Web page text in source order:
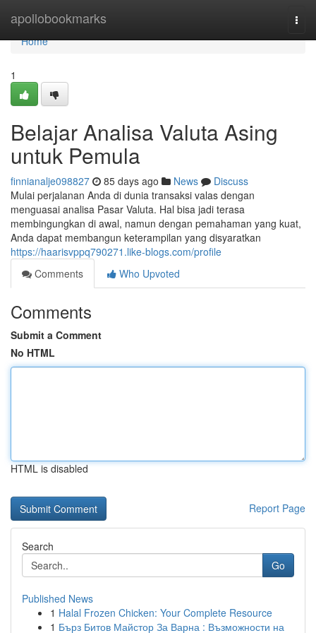
apollobookmarks
Home
Home
1
Belajar Analisa Valuta Asing
untuk Pemula
finnianalje098827 85 days ago News
Discuss
Mulai perjalanan Anda di dunia transaksi valas dengan
menguasai analisa Pasar Valuta. Hal bisa jadi terasa
membingungkan di awal, namun dengan pemahaman yang kuat,
Anda dapat membangun keterampilan yang disyaratkan
https://haarisvppq790271.like-blogs.com/profile
Comments
Who Upvoted
Comments
Submit a Comment
No HTML
HTML is disabled
Report Page
Search
Go
Published News
1 Halal Frozen Chicken: Your Complete Resource
1 Бърз Битов Майстор За Варна : Възможности на